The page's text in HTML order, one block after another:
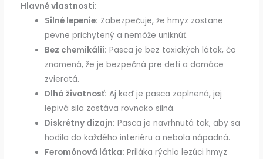
Hlavné vlastnosti:
Silné lepenie: Zabezpečuje, že hmyz zostane
pevne prichytený a nemôže uniknúť.
Bez chemikálií: Pasca je bez toxických látok, čo
znamená, že je bezpečná pre deti a domáce
zvieratá.
Dlhá životnosť: Aj keď je pasca zaplnená, jej
lepivá sila zostáva rovnako silná.
Diskrétny dizajn: Pasca je navrhnutá tak, aby sa
hodila do každého interiéru a nebola nápadná.
Feromónová látka: Priláka rýchlo lezúci hmyz